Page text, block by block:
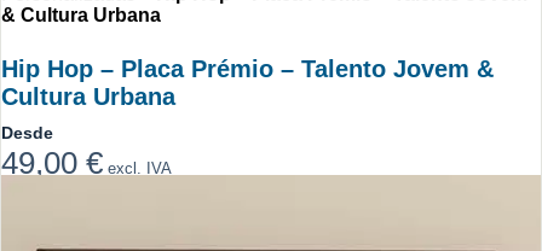
& Cultura Urbana
Hip Hop – Placa Prémio – Talento Jovem &
Cultura Urbana
Desde
49,00 € excl. IVA